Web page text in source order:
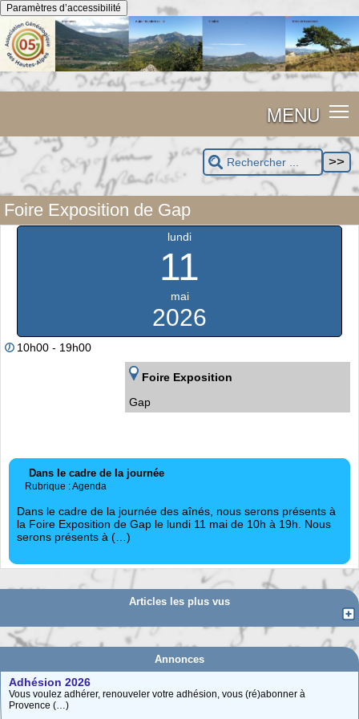
Panneau de gestion des cookies
Paramètres d’accessibilité
MENU
Foire Exposition de Gap
lundi
11
mai
2026
10h00 - 19h00
Foire Exposition
Gap
Dans le cadre de la journée
Rubrique : Agenda
Dans le cadre de la journée des aînés, nous serons présents à
la Foire Exposition de Gap le lundi 11 mai de 10h à 19h. Nous
serons présents à (…)
Articles les plus vus
Annonces
Adhésion 2026
Vous voulez adhérer, renouveler votre adhésion, vous (ré)abonner à
Provence (…)